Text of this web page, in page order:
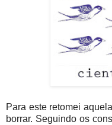
Para este retomei aquela
borrar. Seguindo os